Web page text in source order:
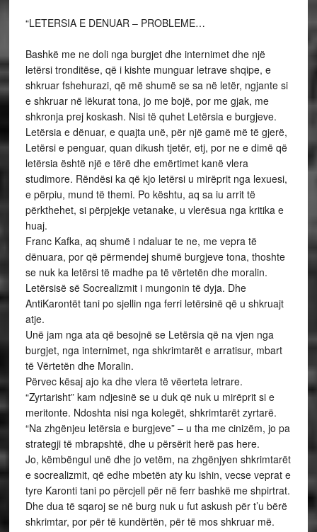
“LETERSIA E DENUAR – PROBLEME…
Bashkë me ne doli nga burgjet dhe internimet dhe një
letërsi tronditëse, që i kishte munguar letrave shqipe, e
shkruar fshehurazi, që më shumë se sa në letër, ngjante si
e shkruar në lëkurat tona, jo me bojë, por me gjak, me
shkronja prej koskash. Nisi të quhet Letërsia e burgjeve.
Letërsia e dënuar, e quajta unë, për një gamë më të gjerë,
Letërsi e penguar, quan dikush tjetër, etj, por ne e dimë që
letërsia është një e tërë dhe emërtimet kanë vlera
studimore. Rëndësi ka që kjo letërsi u mirëprit nga lexuesi,
e përpiu, mund të themi. Po kështu, aq sa iu arrit të
përkthehet, si përpjekje vetanake, u vlerësua nga kritika e
huaj.
Franc Kafka, aq shumë i ndaluar te ne, me vepra të
dënuara, por që përmendej shumë burgjeve tona, thoshte
se nuk ka letërsi të madhe pa të vërtetën dhe moralin.
Letërsisë së Socrealizmit i mungonin të dyja. Dhe
AntiKarontët tani po sjellin nga ferri letërsinë që u shkruajt
atje.
Unë jam nga ata që besojnë se Letërsia që na vjen nga
burgjet, nga internimet, nga shkrimtarët e arratisur, mbart
të Vërtetën dhe Moralin.
Përvec kësaj ajo ka dhe vlera të vëerteta letrare.
“Zyrtarisht” kam ndjesinë se u duk që nuk u mirëprit si e
meritonte. Ndoshta nisi nga kolegët, shkrimtarët zyrtarë.
“Na zhgënjeu letërsia e burgjeve” – u tha me cinizëm, jo pa
strategji të mbrapshtë, dhe u përsërit herë pas here.
Jo, këmbëngul unë dhe jo vetëm, na zhgënjyen shkrimtarët
e socrealizmit, që edhe mbetën aty ku ishin, vecse veprat e
tyre Karonti tani po përcjell për në ferr bashkë me shpirtrat.
Dhe dua të sqaroj se në burg nuk u fut askush për t’u bërë
shkrimtar, por për të kundërtën, për të mos shkruar më.